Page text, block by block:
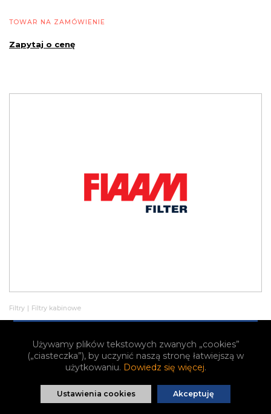
TOWAR NA ZAMÓWIENIE
Zapytaj o cenę
Filtry Filtry kabinowe
TOWAR NA ZAMÓWIENIE
Używamy plików tekstowych zwanych „cookies”
(„ciasteczka”), by uczynić naszą stronę łatwiejszą w
użytkowaniu. Dowiedz się więcej.
Ustawienia cookies Akceptuję